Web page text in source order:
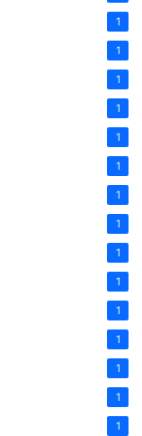
1
1
1
1
1
1
1
1
1
1
1
1
1
1
1